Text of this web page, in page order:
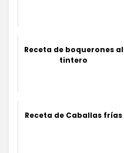
Receta de boquerones al
tintero
Receta de Caballas frías